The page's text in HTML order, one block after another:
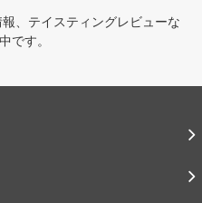
、テイスティングレビューな
です。